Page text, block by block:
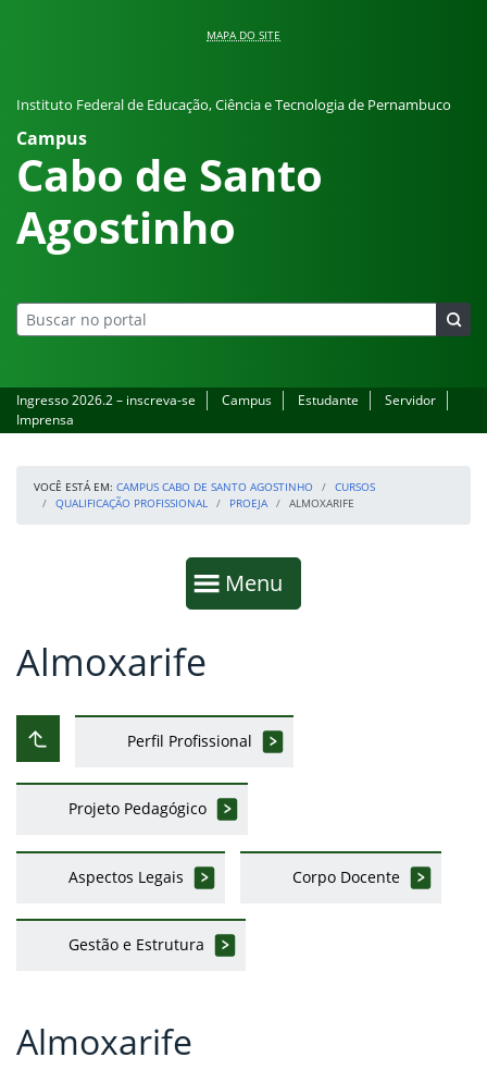
MAPA DO SITE
Instituto Federal de Educação, Ciência e Tecnologia de Pernambuco
Campus
Cabo de Santo
Agostinho
Ingresso 2026.2 – inscreva-se Campus Estudante
Servidor
Imprensa
VOCÊ ESTÁ EM: CAMPUS CABO DE SANTO AGOSTINHO
CURSOS
QUALIFICAÇÃO PROFISSIONAL
PROEJA ALMOXARIFE
Mostrar
Menu
Fim da navegação
Início do conteúdo
Almoxarife
Subir ao nível anterior
Perfil Profissional
Projeto Pedagógico
Aspectos Legais Corpo Docente
Gestão e Estrutura
Almoxarife